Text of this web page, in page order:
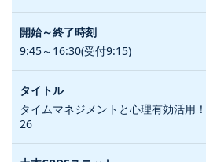
9:45～16:30(受付9:15)
タイムマネジメントと心理有効活用
26